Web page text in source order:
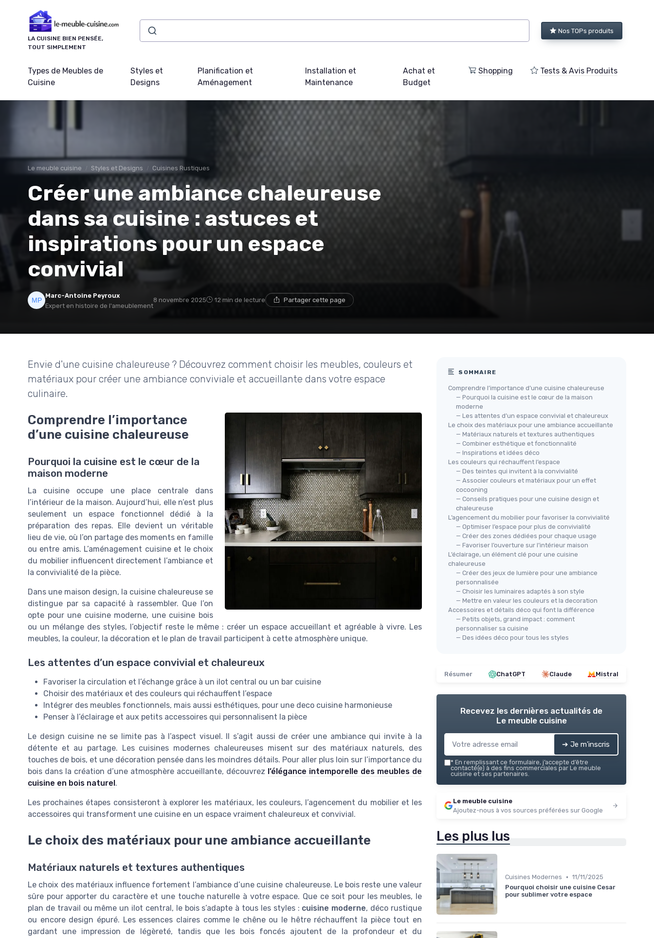
LA CUISINE BIEN PENSÉE,
TOUT SIMPLEMENT
Nos TOPs produits
Types de Meubles de
Cuisine
Styles et
Designs
Planification et
Aménagement
Installation et
Maintenance
Achat et
Budget
Shopping Tests & Avis Produits
Le meuble cuisine Styles et Designs Cuisines Rustiques
Créer une ambiance chaleureuse
dans sa cuisine : astuces et
inspirations pour un espace
convivial
Marc-Antoine Peyroux
Expert en histoire de l'ameublement
8 novembre 2025 12 min de lecture Partager cette page
Envie d'une cuisine chaleureuse ? Découvrez comment choisir les meubles, couleurs et
matériaux pour créer une ambiance conviviale et accueillante dans votre espace
culinaire.
Comprendre l’importance
d’une cuisine chaleureuse
Pourquoi la cuisine est le cœur de la
maison moderne
La cuisine occupe une place centrale dans
l’intérieur de la maison. Aujourd’hui, elle n’est plus
seulement un espace fonctionnel dédié à la
préparation des repas. Elle devient un véritable
lieu de vie, où l’on partage des moments en famille
ou entre amis. L’aménagement cuisine et le choix
du mobilier influencent directement l’ambiance et
la convivialité de la pièce.
Dans une maison design, la cuisine chaleureuse se
distingue par sa capacité à rassembler. Que l’on
opte pour une cuisine moderne, une cuisine bois
ou un mélange des styles, l’objectif reste le même : créer un espace accueillant et agréable à vivre. Les
meubles, la couleur, la décoration et le plan de travail participent à cette atmosphère unique.
Les attentes d’un espace convivial et chaleureux
Favoriser la circulation et l’échange grâce à un ilot central ou un bar cuisine
Choisir des matériaux et des couleurs qui réchauffent l’espace
Intégrer des meubles fonctionnels, mais aussi esthétiques, pour une deco cuisine harmonieuse
Penser à l’éclairage et aux petits accessoires qui personnalisent la pièce
Le design cuisine ne se limite pas à l’aspect visuel. Il s’agit aussi de créer une ambiance qui invite à la
détente et au partage. Les cuisines modernes chaleureuses misent sur des matériaux naturels, des
touches de bois, et une décoration pensée dans les moindres détails. Pour aller plus loin sur l’importance du
bois dans la création d’une atmosphère accueillante, découvrez l’élégance intemporelle des meubles de
cuisine en bois naturel.
Les prochaines étapes consisteront à explorer les matériaux, les couleurs, l’agencement du mobilier et les
accessoires qui transforment une cuisine en un espace vraiment chaleureux et convivial.
Le choix des matériaux pour une ambiance accueillante
Matériaux naturels et textures authentiques
Le choix des matériaux influence fortement l’ambiance d’une cuisine chaleureuse. Le bois reste une valeur
sûre pour apporter du caractère et une touche naturelle à votre espace. Que ce soit pour les meubles, le
plan de travail ou même un ilot central, le bois s’adapte à tous les styles : cuisine moderne, déco rustique
ou encore design épuré. Les essences claires comme le chêne ou le hêtre réchauffent la pièce tout en
gardant une impression de légèreté, tandis que les bois foncés ajoutent de la profondeur et du
SOMMAIRE
Comprendre l’importance d’une cuisine chaleureuse
— Pourquoi la cuisine est le cœur de la maison
moderne
— Les attentes d’un espace convivial et chaleureux
Le choix des matériaux pour une ambiance accueillante
— Matériaux naturels et textures authentiques
— Combiner esthétique et fonctionnalité
— Inspirations et idées déco
Les couleurs qui réchauffent l’espace
— Des teintes qui invitent à la convivialité
— Associer couleurs et matériaux pour un effet
cocooning
— Conseils pratiques pour une cuisine design et
chaleureuse
L’agencement du mobilier pour favoriser la convivialité
— Optimiser l’espace pour plus de convivialité
— Créer des zones dédiées pour chaque usage
— Favoriser l’ouverture sur l’intérieur maison
L’éclairage, un élément clé pour une cuisine
chaleureuse
— Créer des jeux de lumière pour une ambiance
personnalisée
— Choisir les luminaires adaptés à son style
— Mettre en valeur les couleurs et la decoration
Accessoires et détails déco qui font la différence
— Petits objets, grand impact : comment
personnaliser sa cuisine
— Des idées déco pour tous les styles
Résumer ChatGPT Claude Mistral
Recevez les dernières actualités de
Le meuble cuisine
➔ Je m'inscris
* En remplissant ce formulaire, j’accepte d’être
contacté(e) à des fins commerciales par Le meuble
cuisine et ses partenaires.
Le meuble cuisine
Ajoutez-nous à vos sources préférées sur Google
Les plus lus
Cuisines Modernes • 11/11/2025
Pourquoi choisir une cuisine Cesar
pour sublimer votre espace